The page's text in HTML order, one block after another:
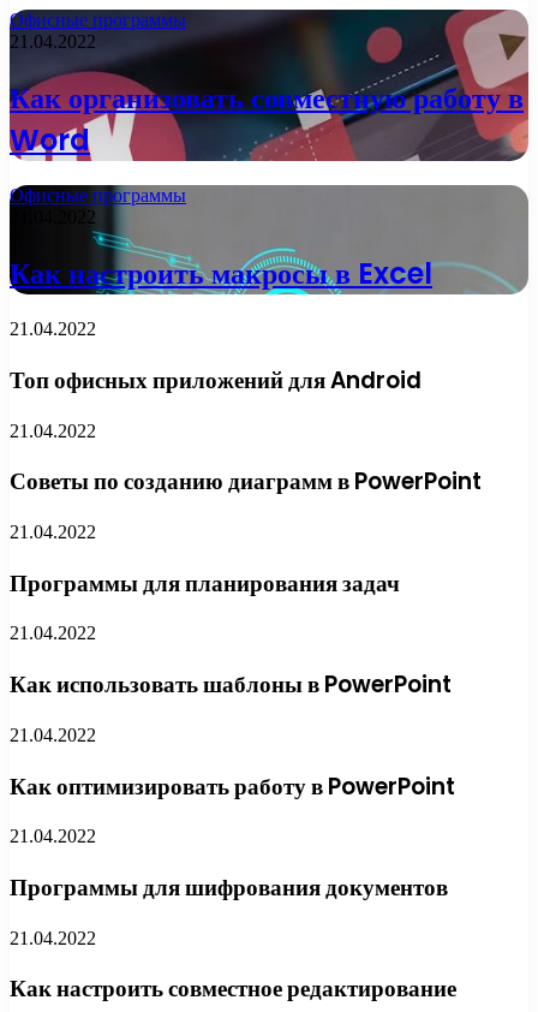
Офисные программы
21.04.2022
Как организовать совместную работу в
Word
Офисные программы
21.04.2022
Как настроить макросы в Excel
21.04.2022
Топ офисных приложений для Android
21.04.2022
Советы по созданию диаграмм в PowerPoint
21.04.2022
Программы для планирования задач
21.04.2022
Как использовать шаблоны в PowerPoint
21.04.2022
Как оптимизировать работу в PowerPoint
21.04.2022
Программы для шифрования документов
21.04.2022
Как настроить совместное редактирование